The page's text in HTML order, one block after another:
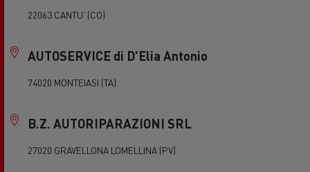
22063 CANTU' (CO)
AUTOSERVICE di D'Elia Antonio
74020 MONTEIASI (TA)
B.Z. AUTORIPARAZIONI SRL
27020 GRAVELLONA LOMELLINA (PV)